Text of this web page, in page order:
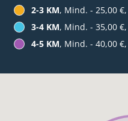
2-3 KM, Mind. - 25,00
3-4 KM, Mind. - 35,00
4-5 KM, Mind. - 40,00